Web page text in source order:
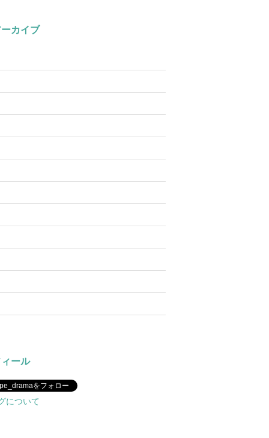
ーカイブ
ール
をフォロー
について